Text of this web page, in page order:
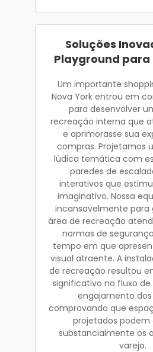
Soluções
Playground para
Um importante
Nova York entrou em
para desenvolver
recreação interna que
e aprimorasse sua
compras. Projetamos
lúdica temática com
paredes de
interativos que
imaginativo. Nossa
incansavelmente para
área de recreação
normas de
tempo em que
visual atraente. A
de recreação resultou
significativo no fluxo
engajamento
comprovando que
projetados podem
substancialmente os
varejo.